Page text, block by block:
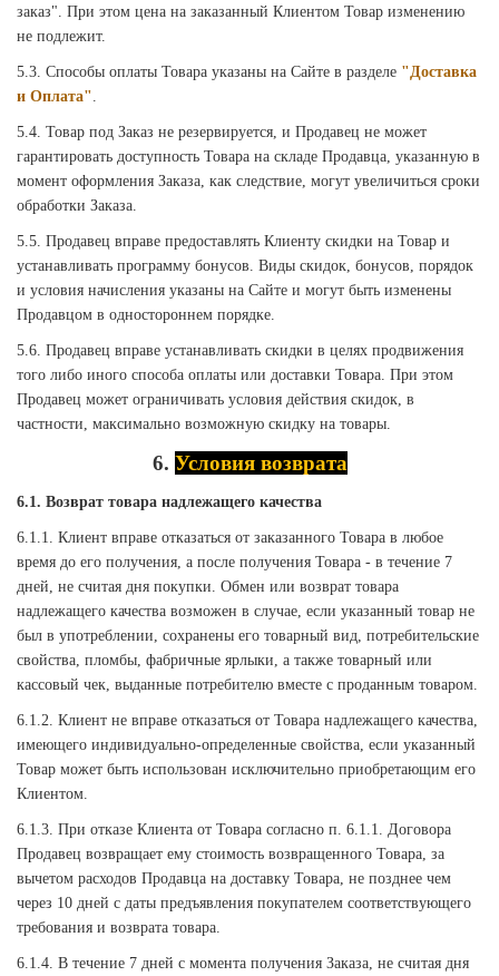
заказ". При этом цена на заказанный Клиентом Товар изменению
не подлежит.
5.3. Способы оплаты Товара указаны на Сайте в разделе "Доставка
и Оплата"
5.4. Товар под Заказ не резервируется, и Продавец не может
гарантировать доступность Товара на складе Продавца, указанную в
момент оформления Заказа, как следствие, могут увеличиться сроки
обработки Заказа.
5.5. Продавец вправе предоставлять Клиенту скидки на Товар и
устанавливать программу бонусов. Виды скидок, бонусов, порядок
и условия начисления указаны на Сайте и могут быть изменены
Продавцом в одностороннем порядке.
5.6. Продавец вправе устанавливать скидки в целях продвижения
того либо иного способа оплаты или доставки Товара. При этом
Продавец может ограничивать условия действия скидок, в
частности, максимально возможную скидку на товары.
6. Условия возврата
6.1. Возврат товара надлежащего качества
6.1.1. Клиент вправе отказаться от заказанного Товара в любое
время до его получения, а после получения Товара - в течение 7
дней, не считая дня покупки. Обмен или возврат товара
надлежащего качества возможен в случае, если указанный товар не
был в употреблении, сохранены его товарный вид, потребительские
свойства, пломбы, фабричные ярлыки, а также товарный или
кассовый чек, выданные потребителю вместе с проданным товаром.
6.1.2. Клиент не вправе отказаться от Товара надлежащего качества,
имеющего индивидуально-определенные свойства, если указанный
Товар может быть использован исключительно приобретающим его
Клиентом.
6.1.3. При отказе Клиента от Товара согласно п. 6.1.1. Договора
Продавец возвращает ему стоимость возвращенного Товара, за
вычетом расходов Продавца на доставку Товара, не позднее чем
через 10 дней с даты предъявления покупателем соответствующего
требования и возврата товара.
6.1.4. В течение 7 дней с момента получения Заказа, не считая дня